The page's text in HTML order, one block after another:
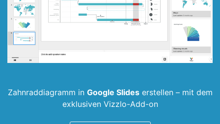
Zahnrad­diagramm in Google Slideserstellen – mit dem
exklusiven Vizzlo-Add-on